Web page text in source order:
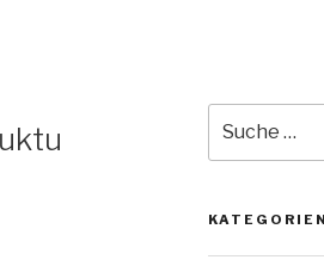
nach:
KATEGORIEN